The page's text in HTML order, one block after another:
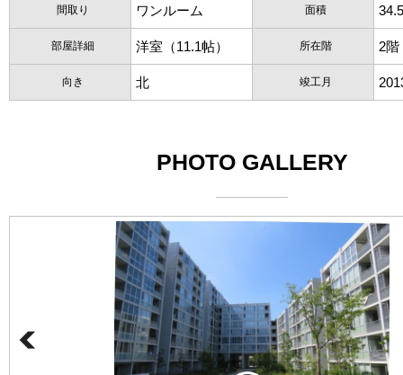
間取り ワンルーム 面積
部屋詳細 洋室（11.1帖） 所在階 2階
向き 北 竣工月
PHOTO GALLERY